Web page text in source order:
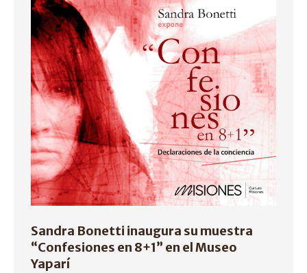
Sandra Bonetti inaugura su muestra
“Confesiones en 8+1” en el Museo
Yaparí